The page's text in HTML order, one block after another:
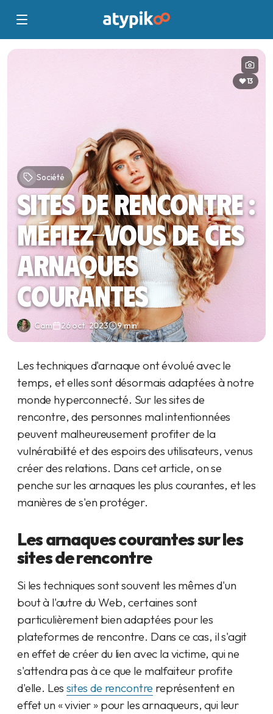
13
Société
Sites de rencontre :
méfiez-vous de ces
arnaques
courantes
Cam 26 oct. 2023 9 min
Les techniques d'arnaque ont évolué avec le
temps, et elles sont désormais adaptées à notre
monde hyperconnecté. Sur les sites de
rencontre, des personnes mal intentionnées
peuvent malheureusement profiter de la
vulnérabilité et des espoirs des utilisateurs, venus
créer des relations. Dans cet article, on se
penche sur les arnaques les plus courantes, et les
manières de s'en protéger.
Les arnaques courantes sur les
sites de rencontre
Si les techniques sont souvent les mêmes d'un
bout à l'autre du Web, certaines sont
particulièrement bien adaptées pour les
plateformes de rencontre. Dans ce cas, il s'agit
en effet de créer du lien avec la victime, qui ne
s'attendra pas à ce que le malfaiteur profite
d'elle. Lessites de rencontre représentent en
effet un « vivier » pour les arnaqueurs, qui leur